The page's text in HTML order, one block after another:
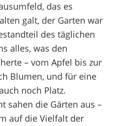
das es
galt, der Garten war
des täglichen
alles, was den
– vom Apfel bis zur
Blumen, und für eine
noch Platz.
sahen die Gärten aus –
auf die Vielfalt der